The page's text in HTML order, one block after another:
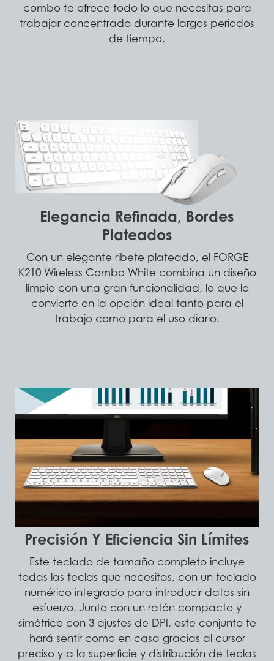
combo te ofrece todo lo que necesitas para
trabajar concentrado durante largos periodos
de tiempo.
Elegancia Refinada, Bordes
Plateados
Con un elegante ribete plateado, el FORGE
K210 Wireless Combo White combina un diseño
limpio con una gran funcionalidad, lo que lo
convierte en la opción ideal tanto para el
trabajo como para el uso diario.
Precisión Y Eficiencia Sin Límites
Este teclado de tamaño completo incluye
todas las teclas que necesitas, con un teclado
numérico integrado para introducir datos sin
esfuerzo. Junto con un ratón compacto y
simétrico con 3 ajustes de DPI, este conjunto te
hará sentir como en casa gracias al cursor
preciso y a la superficie y distribución de teclas